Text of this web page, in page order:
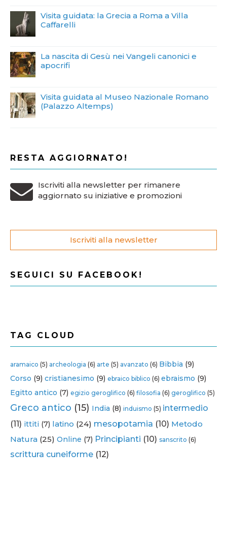
Visita guidata: la Grecia a Roma a Villa
Caffarelli
La nascita di Gesù nei Vangeli canonici e
apocrifi
Visita guidata al Museo Nazionale Romano
(Palazzo Altemps)
RESTA AGGIORNATO!
Iscriviti alla newsletter per rimanere
aggiornato su iniziative e promozioni
Iscriviti alla newsletter
SEGUICI SU FACEBOOK!
TAG CLOUD
aramaico (5) archeologia (6) arte (5) avanzato (6) Bibbia (9)
Corso (9) cristianesimo (9) ebraico biblico (6) ebraismo (9)
Egitto antico (7) egizio geroglifico (6) filosofia (6) geroglifico (5)
Greco antico (15) India (8) induismo (5) intermedio
(11) ittiti (7) latino (24) mesopotamia (10) Metodo
Natura (25) Online (7) Principianti (10) sanscrito (6)
scrittura cuneiforme (12)